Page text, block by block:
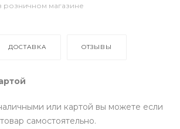
розничном магазине
ДОСТАВКА ОТЗЫВЫ
или картой вы можете если
самостоятельно.